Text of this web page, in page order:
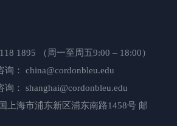
1895 （周一至周五9:00 – 18:00）
询：china@cordonbleu.edu
询：shanghai@cordonbleu.edu
上海市浦东新区浦东南路1458号 邮